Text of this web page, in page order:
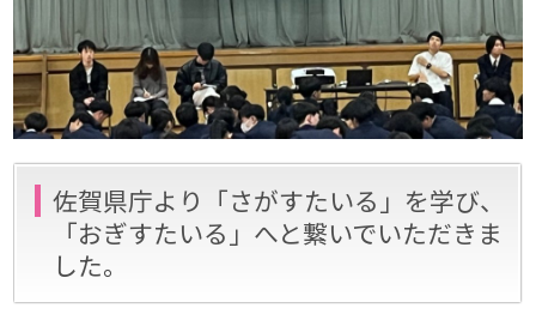
佐賀県庁より「さがすたいる」を学び、
「おぎすたいる」へと繋いでいただきま
した。